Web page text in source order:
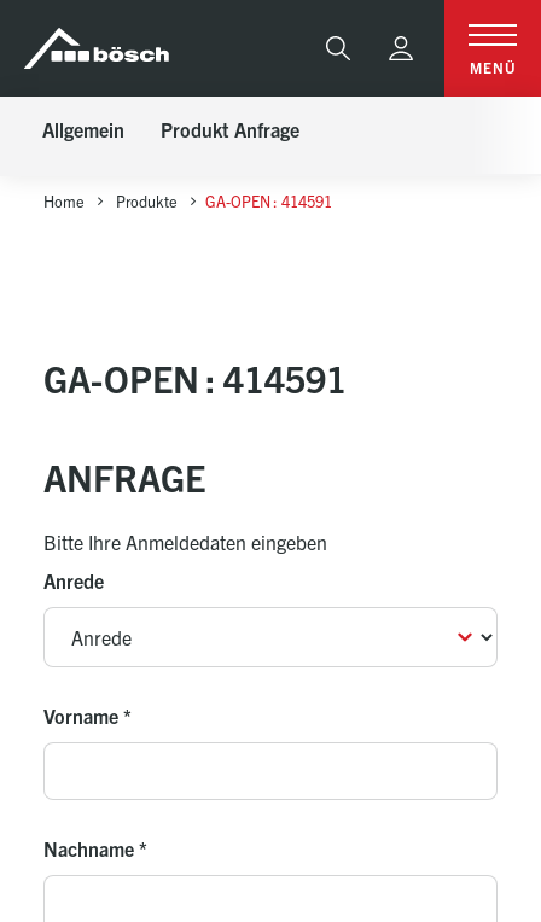
sr.skip-to.main-content
sr.skip-to.table-of-contents
sr.skip-to.main-navigation
Suche MENÜ
Allgemein Produkt Anfrage
Home Produkte GA-OPEN : 414591
GA-OPEN : 414591
ANFRAGE
Bitte Ihre Anmeldedaten eingeben
Anrede
Vorname *
Nachname *